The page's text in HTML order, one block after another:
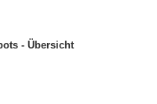
- Übersicht